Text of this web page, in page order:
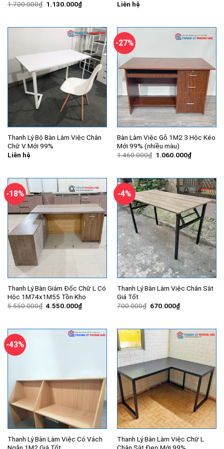
1.700.000₫ Giá
1.130.000₫Giá
hiện
1.130.000₫.
Liên hệ
Thanh Lý Bộ Bàn Làm Việc Chân
Chữ V Mới 99%
Liên hệ
-27%
Bàn Làm Việc Gỗ 1M2 3 Hộc Kéo
Mới 99% (nhiều màu)
1.460.000₫ Giá
1.060.000₫Giá
hiện
-18%
Thanh Lý Bàn Giám Đốc Chữ L Có
Hộc 1M74x1M55 Tồn Kho
5.550.000₫ Giá
4.550.000₫Giá
hiện
4.550.000₫.
-4%
Thanh Lý Bàn Làm Việc Chân Sắt
Giá Tốt
700.000₫ Giá
670.000₫Giá
hiện
670.000₫.
-43%
Thanh Lý Bàn Làm Việc Có Vách
Thanh Lý Bàn Làm Việc Chữ L